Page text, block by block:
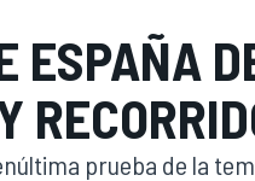
ESPAÑA
prueba de la